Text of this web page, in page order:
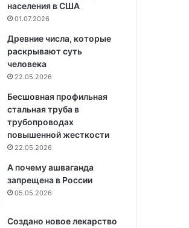
населения в США
01.07.2026
Древние числа, которые
раскрывают суть
человека
22.05.2026
Бесшовная профильная
стальная труба в
трубопроводах
повышенной жесткости
22.05.2026
А почему ашваганда
запрещена в России
05.05.2026
Создано новое лекарство